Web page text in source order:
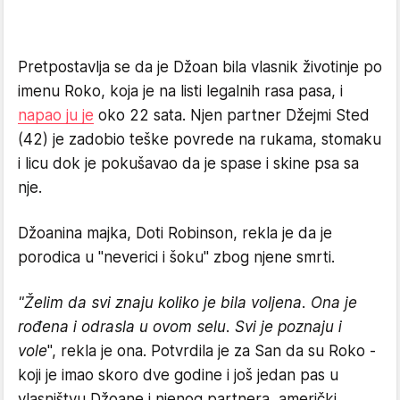
Pretpostavlja se da je Džoan bila vlasnik životinje po
imenu Roko, koja je na listi legalnih rasa pasa, i
napao ju je oko 22 sata. Njen partner Džejmi Sted
(42) je zadobio teške povrede na rukama, stomaku
i licu dok je pokušavao da je spase i skine psa sa
nje.
Džoanina majka, Doti Robinson, rekla je da je
porodica u "neverici i šoku" zbog njene smrti.
"Želim da svi znaju koliko je bila voljena. Ona je
rođena i odrasla u ovom selu. Svi je poznaju i
vole", rekla je ona. Potvrdila je za San da su Roko -
koji je imao skoro dve godine i još jedan pas u